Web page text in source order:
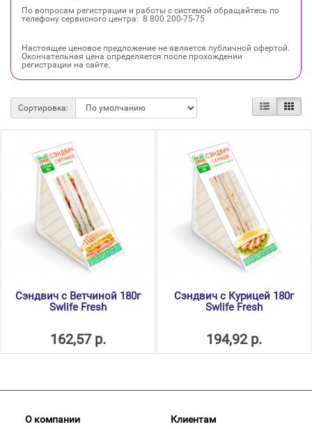
По вопросам регистрации и работы с системой обращайтесь по
телефону сервисного центра: 8 800 200‐75‐75
Настоящее ценовое предложение не является публичной офертой.
Окончательная цена определяется после прохождении
регистрации на сайте.
Сортировка:
Сэндвич с Ветчиной 180г
Swlife Fresh
162,57 р.
Сэндвич с Курицей 180г
Swlife Fresh
194,92 р.
О компании
Клиентам